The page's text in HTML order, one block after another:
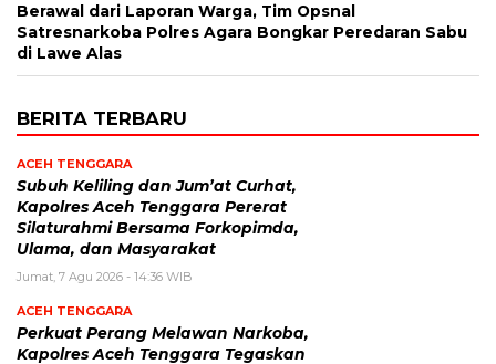
Berawal dari Laporan Warga, Tim Opsnal
Satresnarkoba Polres Agara Bongkar Peredaran Sabu
di Lawe Alas
BERITA TERBARU
ACEH TENGGARA
Subuh Keliling dan Jum’at Curhat,
Kapolres Aceh Tenggara Pererat
Silaturahmi Bersama Forkopimda,
Ulama, dan Masyarakat
Jumat, 7 Agu 2026 - 14:36 WIB
ACEH TENGGARA
Perkuat Perang Melawan Narkoba,
Kapolres Aceh Tenggara Tegaskan